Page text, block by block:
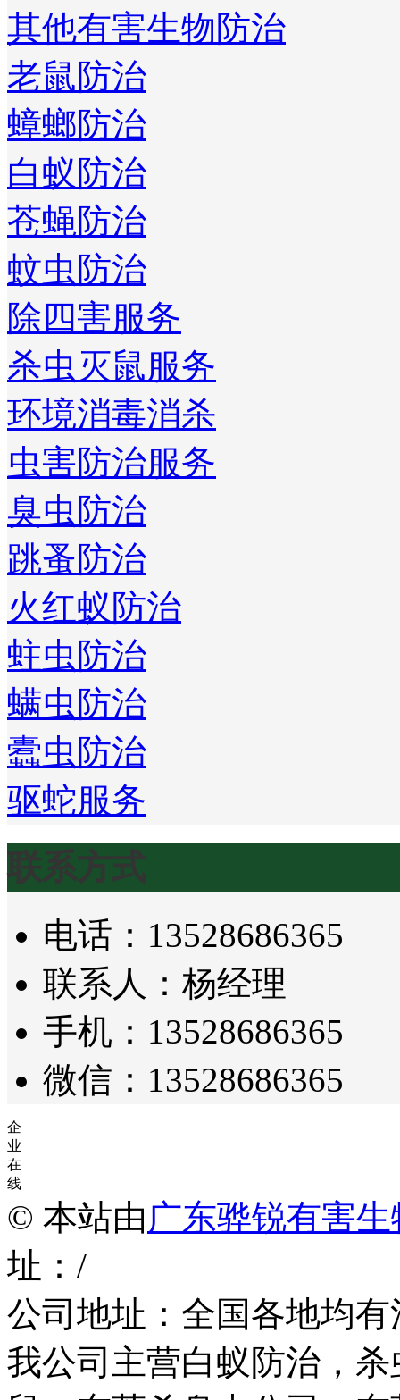
其他有害生物防治
老鼠防治
蟑螂防治
白蚁防治
苍蝇防治
蚊虫防治
除四害服务
杀虫灭鼠服务
环境消毒消杀
虫害防治服务
臭虫防治
跳蚤防治
火红蚁防治
蛀虫防治
螨虫防治
蠹虫防治
驱蛇服务
联系方式
电话：13528686365
联系人：杨经理
手机：13528686365
微信：13528686365
企
业
在
线
© 本站由 广东骅锐有害
址：/
公司地址：全国各地均
我公司主营白蚁防治，